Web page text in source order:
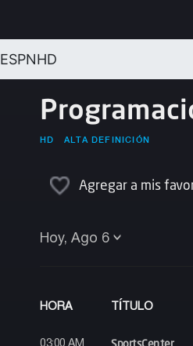
ESPNHD
HD ALTA DEFINICIÓN
Agregar a mis
Hoy, Ago 6
HORA TÍTULO
SportsCenter